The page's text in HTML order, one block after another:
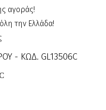
αγοράς!
την Ελλάδα!
- ΚΩΔ. GL13506C